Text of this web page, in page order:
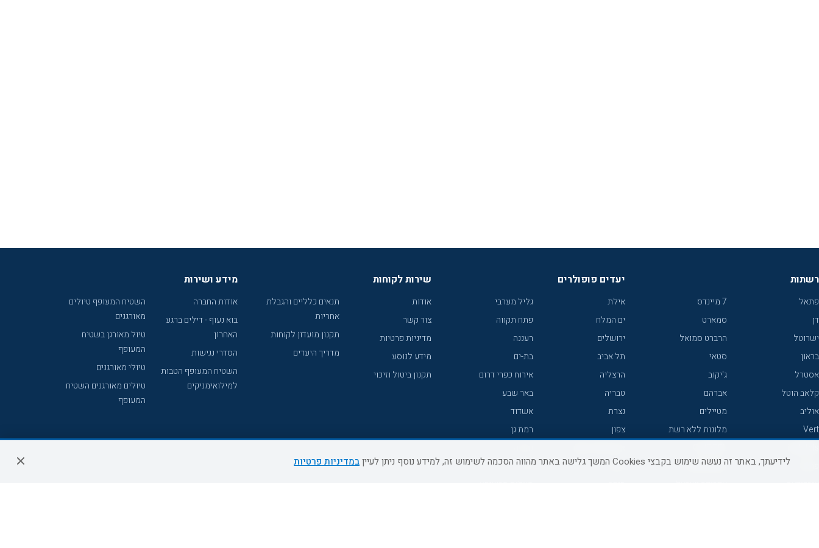
רשתות
פתאל
דן
ישרוטל
בראון
אסטרל
קלאב הוטל
אוליב
Vert
7 מיינדס
סמארט
הרברט סמואל
סטאי
ג'יקוב
אברהם
מטיילים
מלונות ללא רשת
קראון פלאזה
יעדים פופולרים
אילת
ים המלח
ירושלים
תל אביב
הרצליה
טבריה
נצרת
צפון
נתניה
גליל מערבי
פתח תקווה
רעננה
בת-ים
אירוח כפרי דרום
באר שבע
אשדוד
רמת גן
עכו
שירות לקוחות
אודות
צור קשר
מדיניות פרטיות
מידע לנוסע
תקנון ביטול וזיכוי
תנאים כלליים והגבלת
אחריות
תקנון מועדון לקוחות
מדריך היעדים
מידע ושירות
אודות החברה
בוא נעוף - דילים ברגע
האחרון
הסדרי נגישות
השטיח המעופף הטבות
למילואימניקים
השטיח המעופף טיולים
מאורגנים
טיול מאורגן בשטיח
המעופף
טיולי מאורגנים
טיולים מאורגנים השטיח
המעופף
לידיעתך, באתר זה נעשה שימוש בקבצי Cookies המשך גלישה באתר מהווה הסכמה לשימוש זה, למידע נוסף ניתן לעיין במדיניות פרטיות